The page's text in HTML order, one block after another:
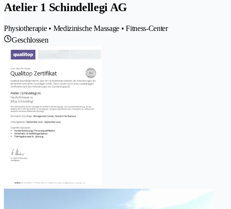
Atelier 1 Schindellegi AG
Physiotherapie • Medizinische Massage • Fitness-Center
Geschlossen